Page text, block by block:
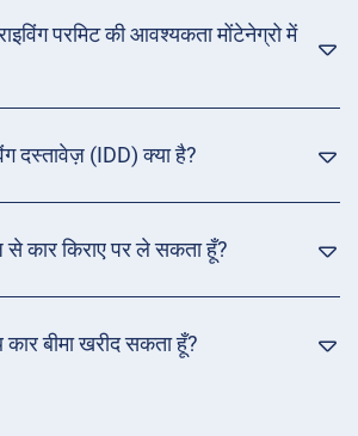
परमिट की आवश्यकता मोंटेनेग्रो में
दस्तावेज़ (IDD) क्या है?
से कार किराए पर ले सकता हूँ?
बीमा खरीद सकता हूँ?